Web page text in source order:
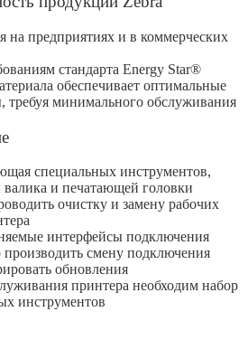
на предприятиях и в коммерческих
стандарта Energy Star®
обеспечивает оптимальные
требуя минимального обслуживания
специальных инструментов,
и печатающей головки
очистку и замену рабочих
интерфейсы подключения
смену подключения
обновления
принтера необходим набор
инструментов